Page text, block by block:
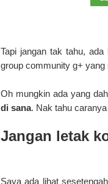
Tapi jangan tak tahu,
group community g+ yang
Oh mungkin ada yang
di sana. Nak tahu
Jangan letak
Saya ada lihat